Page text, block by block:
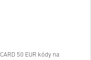
50 EUR kódy na